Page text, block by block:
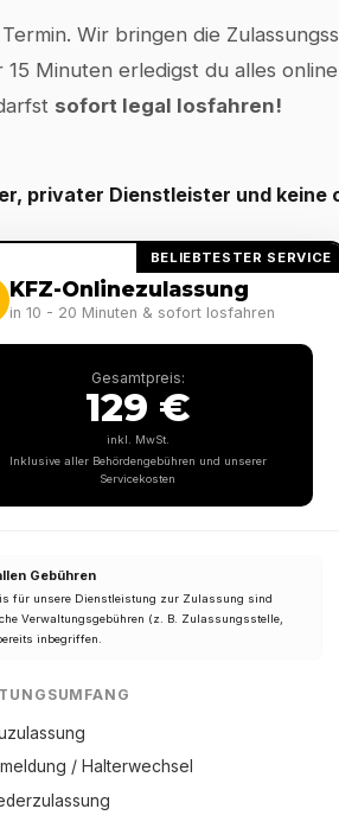
Wir bringen die
Minuten erledigst du alles
sofort legal losfahren!
privater Dienstleister und keine
BELIEBTESTER SERVICE
KFZ-Onlinezulassung
in 10 - 20 Minuten & sofort losfahren
Gesamtpreis:
129 €
inkl. MwSt.
Inklusive aller Behördengebühren und unserer
Servicekosten
Gebühren
für unsere Dienstleistung zur Zulassung sind
Verwaltungsgebühren (z. B. Zulassungsstelle,
inbegriffen.
/ Halterwechsel